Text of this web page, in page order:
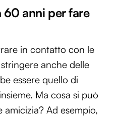
60 anni per fare
in contatto con le
anche delle
essere quello di
Ma cosa si può
Ad esempio,